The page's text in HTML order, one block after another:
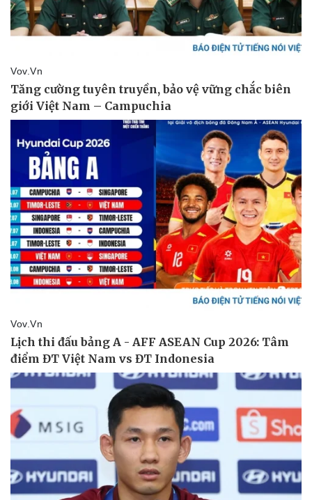
Doanh nghiệp
Doanh nghiệp 24h
Vì cộng đồng
Công nghệ
Sành điệu
Trải nghiệm
Chuyển đổi số